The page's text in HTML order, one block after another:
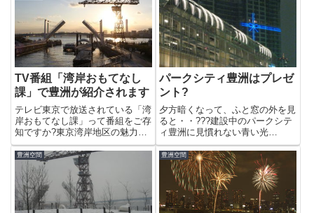
成田空港?!なんと、本数は少ない
ですがついに豊洲から成田空港行
きのリムジンバスが就航したよう
で...
TV番組「湾岸おもてなし
課」で豊洲が紹介されます
テレビ東京で放送されている「湾
岸おもてなし課」って番組をご存
知ですか?東京湾岸地区の魅力的
なスポットをゲストのタレントさ
んにプレゼンしながら“おもてな
し”する番組らしいです。申し訳
ないことに全く、番組の存在自体
も知らなかったのですが先日、
番...
パークシティ豊洲はプレゼ
ント?
夕方暗くなって、ふと窓の外を見
ると・・???建設中のパークシテ
ィ豊洲に見慣れない青い光
が・・・。双眼鏡で見てみると何
とそれは、リボンでした！パーク
シティ豊洲をプレゼントに見立て
ているんですね。なかなか、粋な
ことするよな〜っ♪ちなみにこれ
は「...
豊洲空間 豊洲空間